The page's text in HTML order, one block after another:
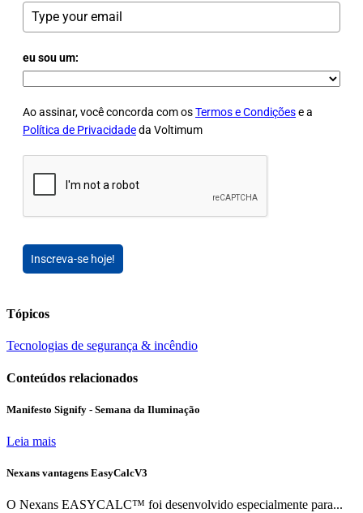
eu sou um:
Ao assinar, você concorda com osTermos e Condiçõese a
Política de Privacidadeda Voltimum
Inscreva-se hoje!
Tópicos
Tecnologias de segurança & incêndio
Conteúdos relacionados
Manifesto Signify - Semana da Iluminação
Leia mais
Nexans vantagens EasyCalcV3
O Nexans EASYCALC™ foi desenvolvido especialmente para...